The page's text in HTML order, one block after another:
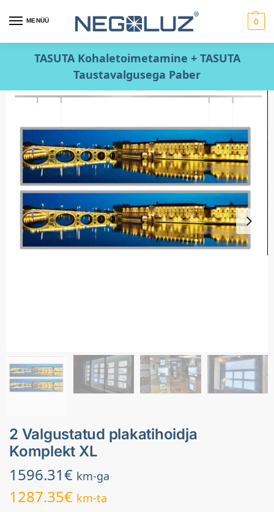
MENÜÜ 0
TASUTA Kohaletoimetamine + TASUTA
Taustavalgusega Paber
2 Valgustatud plakatihoidja
Komplekt XL
1596.31€ km-ga
1287.35€ km-ta